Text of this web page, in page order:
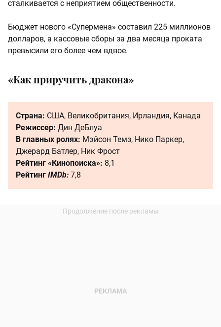
сталкивается с неприятием общественности.
Бюджет нового «Супермена» составил 225 миллионов
долларов, а кассовые сборы за два месяца проката
превысили его более чем вдвое.
«Как приручить дракона»
Страна: США, Великобритания, Ирландия, Канада
Режиссер: Дин ДеБлуа
В главных ролях: Мэйсон Темз, Нико Паркер,
Джерард Батлер, Ник Фрост
Рейтинг «Кинопоиска»: 8,1
Рейтинг IMDb: 7,8